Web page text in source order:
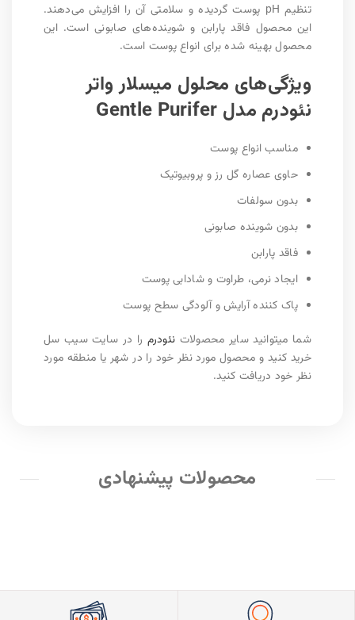
تنظیم pH پوست گردیده و سلامتی آن را افزایش می‌دهند.
این محصول فاقد پارابن و شوینده‌های صابونی است. این
محصول بهینه شده برای انواع پوست است.
ویژگی‌های محلول میسلار واتر
نئودرم مدل Gentle Purifer
مناسب انواع پوست‌
حاوی عصاره گل رز و پروبیوتیک
بدون سولفات
بدون شوینده صابونی
فاقد پارابن
ایجاد نرمی، طراوت و شادابی پوست
پاک کننده آرایش و آلودگی سطح پوست
شما میتوانید سایر محصولات نئودرم را در سایت سیب سل
خرید کنید و محصول مورد نظر خود را در شهر یا منطقه مورد
نظر خود دریافت کنید.
محصولات پیشنهادی